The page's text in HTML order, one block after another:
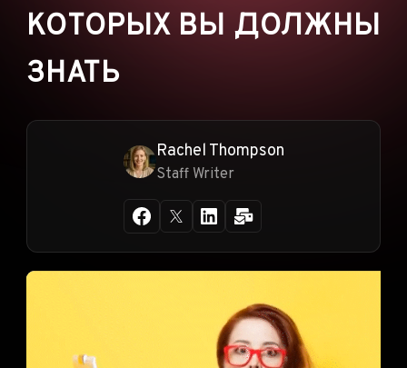
КОТОРЫХ ВЫ ДОЛЖНЫ
ЗНАТЬ
Rachel Thompson
Staff Writer